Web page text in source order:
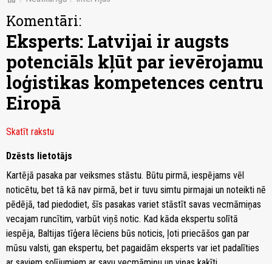
Komentāri:
Eksperts: Latvijai ir augsts
potenciāls kļūt par ievērojamu
loģistikas kompetences centru
Eiropā
Skatīt rakstu
Dzēsts lietotājs
Kartējā pasaka par veiksmes stāstu. Būtu pirmā, iespējams vēl
noticētu, bet tā kā nav pirmā, bet ir tuvu simtu pirmajai un noteikti nē
pēdējā, tad piedodiet, šīs pasakas variet stāstīt savas vecmāmiņas
vecajam runcītim, varbūt viņš notic. Kad kāda ekspertu solītā
iespēja, Baltijas tīģera lēciens būs noticis, ļoti priecāšos gan par
mūsu valsti, gan ekspertu, bet pagaidām eksperts var iet padalīties